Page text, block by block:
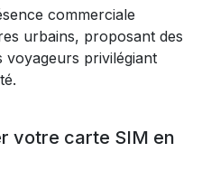
commerciale
urbains, proposant des
privilégiant
votre carte SIM en